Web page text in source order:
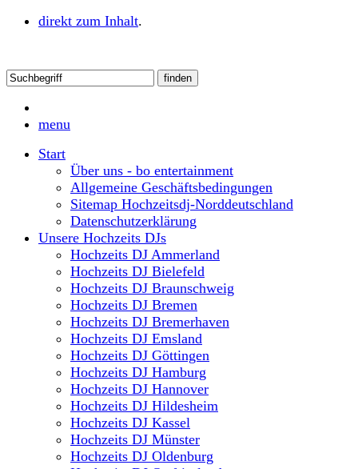
direkt zum Inhalt.
menu
Start
Über uns - bo entertainment
Allgemeine Geschäftsbedingungen
Sitemap Hochzeitsdj-Norddeutschland
Datenschutzerklärung
Unsere Hochzeits DJs
Hochzeits DJ Ammerland
Hochzeits DJ Bielefeld
Hochzeits DJ Braunschweig
Hochzeits DJ Bremen
Hochzeits DJ Bremerhaven
Hochzeits DJ Emsland
Hochzeits DJ Göttingen
Hochzeits DJ Hamburg
Hochzeits DJ Hannover
Hochzeits DJ Hildesheim
Hochzeits DJ Kassel
Hochzeits DJ Münster
Hochzeits DJ Oldenburg